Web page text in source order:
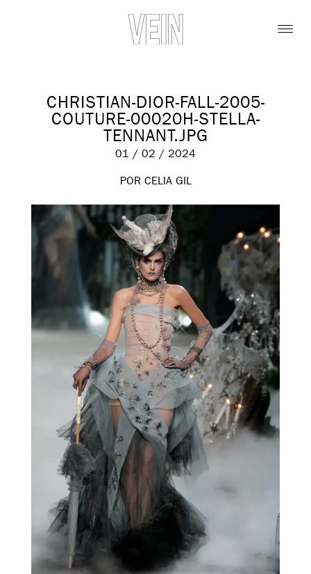
CHRISTIAN-DIOR-FALL-2005-
COUTURE-00020H-STELLA-
TENNANT.JPG
01 / 02 / 2024
POR CELIA GIL